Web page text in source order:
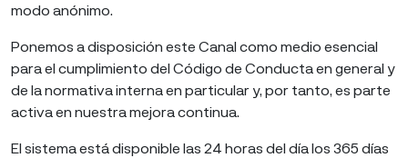
modo anónimo.
Ponemos a disposición este Canal como medio esencial
para el cumplimiento del Código de Conducta en general y
de la normativa interna en particular y, por tanto, es parte
activa en nuestra mejora continua.
El sistema está disponible las 24 horas del día los 365 días